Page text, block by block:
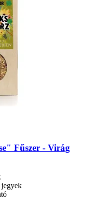
Fűszer -​ Virág
jegyek